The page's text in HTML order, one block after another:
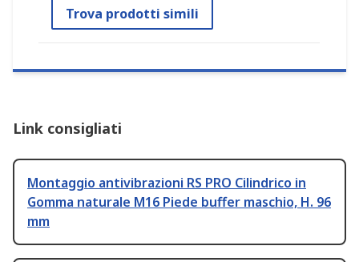
Trova prodotti simili
Link consigliati
Montaggio antivibrazioni RS PRO Cilindrico in
Gomma naturale M16 Piede buffer maschio, H. 96
mm